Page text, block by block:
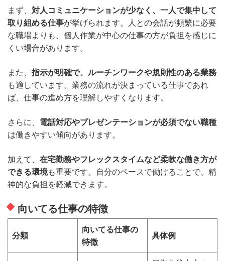
まず、 対人コミュニケーションが少なく、一人で集中して
取り組める仕事が挙げられます。人との会話が頻繁に必要
な職場よりも、個人作業が中心の仕事の方が負担を感じに
くい場合があります。
また、 指示が明確で、ルーチンワークや規則性のある業務
も適しています。業務の流れが決まっている仕事であれ
ば、仕事の進め方を理解しやすくなります。
さらに、 電話対応やプレゼンテーションが必須でない職種
は働きやすい傾向があります。
加えて、 在宅勤務やフレックスタイムなど柔軟な働き方が
できる環境も重要です。自分のペースで働けることで、精
神的な負担を軽減できます。
向いてる仕事の特徴
分類
向いてる仕事の
特徴
具体例